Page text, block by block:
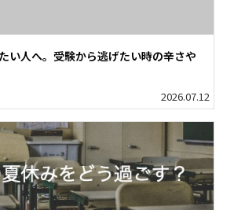
い人へ。受験から逃げたい時の辛さや
2026.07.12